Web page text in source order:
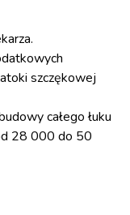
szczękowej
całego łuku
28 000 do 50